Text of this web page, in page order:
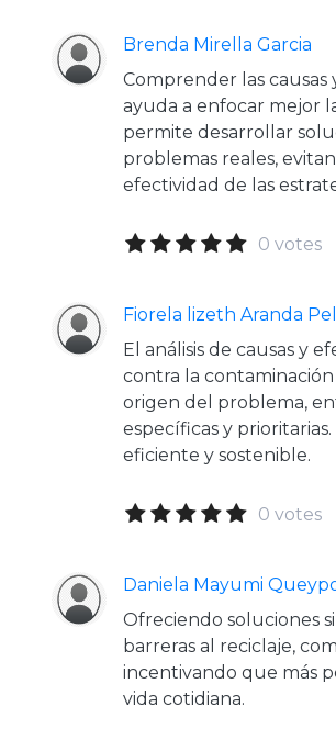
Brenda Mirella Garcia
Comprender las
ayuda a enfocar mejor
permite desarrollar
problemas reales,
efectividad de las
0 votes
Fiorela lizeth Aranda
El análisis de causas y
contra la
origen del problema,
específicas y
eficiente y sostenible.
0 votes
Daniela Mayumi
Ofreciendo soluciones
barreras al reciclaje,
incentivando que más
vida cotidiana.